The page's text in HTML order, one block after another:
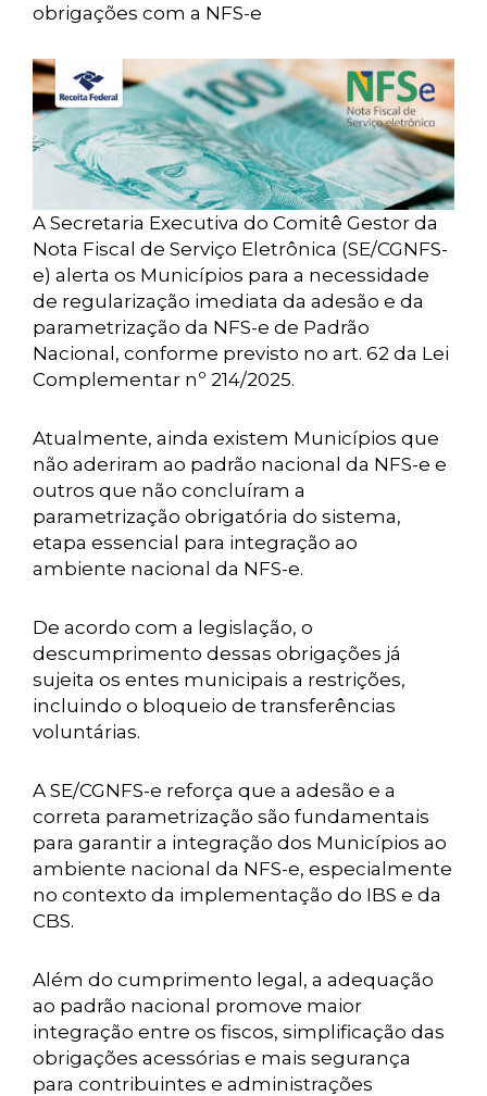
obrigações com a NFS-e
A Secretaria Executiva do Comitê Gestor da
Nota Fiscal de Serviço Eletrônica (SE/CGNFS-
e) alerta os Municípios para a necessidade
de regularização imediata da adesão e da
parametrização da NFS-e de Padrão
Nacional, conforme previsto no art. 62 da Lei
Complementar nº 214/2025.
Atualmente, ainda existem Municípios que
não aderiram ao padrão nacional da NFS-e e
outros que não concluíram a
parametrização obrigatória do sistema,
etapa essencial para integração ao
ambiente nacional da NFS-e.
De acordo com a legislação, o
descumprimento dessas obrigações já
sujeita os entes municipais a restrições,
incluindo o bloqueio de transferências
voluntárias.
A SE/CGNFS-e reforça que a adesão e a
correta parametrização são fundamentais
para garantir a integração dos Municípios ao
ambiente nacional da NFS-e, especialmente
no contexto da implementação do IBS e da
CBS.
Além do cumprimento legal, a adequação
ao padrão nacional promove maior
integração entre os fiscos, simplificação das
obrigações acessórias e mais segurança
para contribuintes e administrações